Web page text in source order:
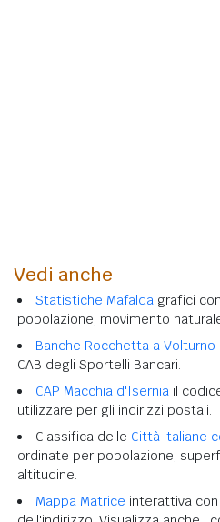
Vedi anche
Statistiche Mafalda grafici
popolazione, movimento
Banche Rocchetta a Volturno
CAB degli Sportelli Bancari.
CAP Macchia d'Isernia il
utilizzare per gli indirizzi postali.
Classifica delle Città italiane
ordinate per popolazione,
altitudine.
Mappa Matrice interattiva